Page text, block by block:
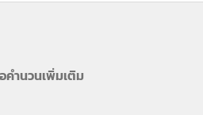
คำนวนเพิ่มเติม